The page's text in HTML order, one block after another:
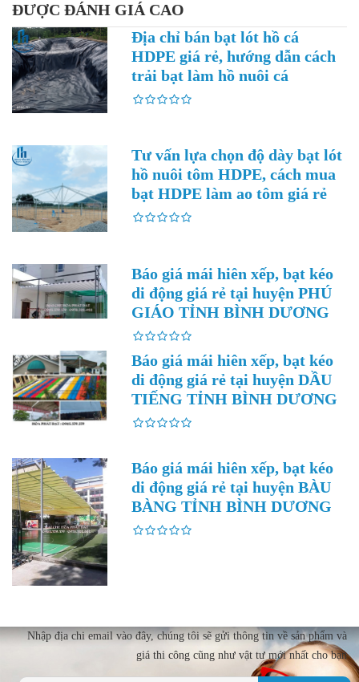
ĐƯỢC ĐÁNH GIÁ CAO
Địa chỉ bán bạt lót hồ cá
HDPE giá rẻ, hướng dẫn cách
trải bạt làm hồ nuôi cá
Tư vấn lựa chọn độ dày bạt lót
hồ nuôi tôm HDPE, cách mua
bạt HDPE làm ao tôm giá rẻ
Báo giá mái hiên xếp, bạt kéo
di động giá rẻ tại huyện PHÚ
GIÁO TỈNH BÌNH DƯƠNG
Báo giá mái hiên xếp, bạt kéo
di động giá rẻ tại huyện DẦU
TIẾNG TỈNH BÌNH DƯƠNG
Báo giá mái hiên xếp, bạt kéo
di động giá rẻ tại huyện BÀU
BÀNG TỈNH BÌNH DƯƠNG
Nhập địa chi email vào đây, chúng tôi sẽ gửi thông tin về sản phẩm và
giá thi công cũng như vật tư mới nhất cho bạn